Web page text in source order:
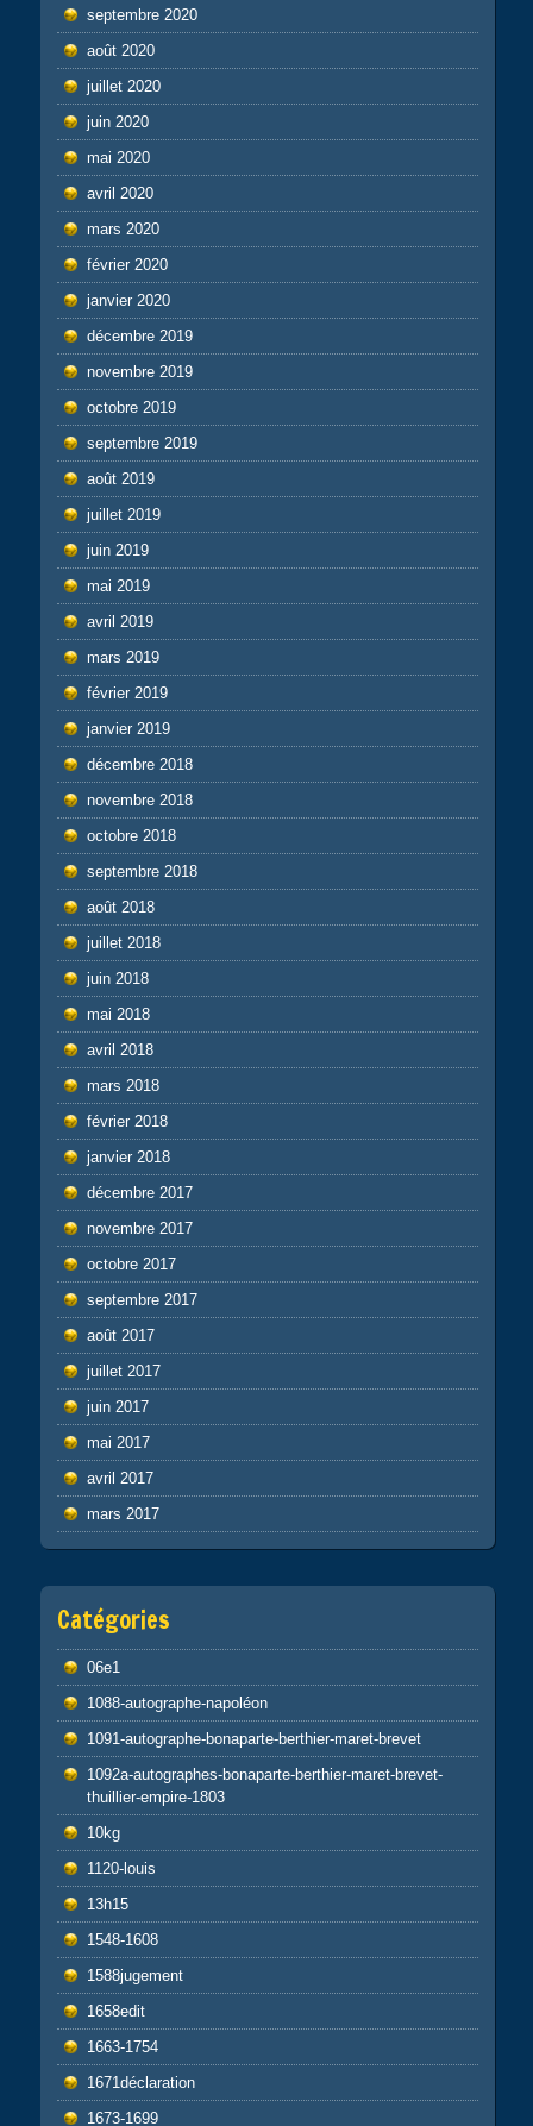
septembre 2020
août 2020
juillet 2020
juin 2020
mai 2020
avril 2020
mars 2020
février 2020
janvier 2020
décembre 2019
novembre 2019
octobre 2019
septembre 2019
août 2019
juillet 2019
juin 2019
mai 2019
avril 2019
mars 2019
février 2019
janvier 2019
décembre 2018
novembre 2018
octobre 2018
septembre 2018
août 2018
juillet 2018
juin 2018
mai 2018
avril 2018
mars 2018
février 2018
janvier 2018
décembre 2017
novembre 2017
octobre 2017
septembre 2017
août 2017
juillet 2017
juin 2017
mai 2017
avril 2017
mars 2017
Catégories
06e1
1088-autographe-napoléon
1091-autographe-bonaparte-berthier-maret-brevet
1092a-autographes-bonaparte-berthier-maret-brevet-
thuillier-empire-1803
10kg
1120-louis
13h15
1548-1608
1588jugement
1658edit
1663-1754
1671déclaration
1673-1699